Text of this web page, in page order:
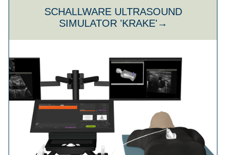
SCHALLWARE ULTRASOUND
SIMULATOR 'KRAKE'→